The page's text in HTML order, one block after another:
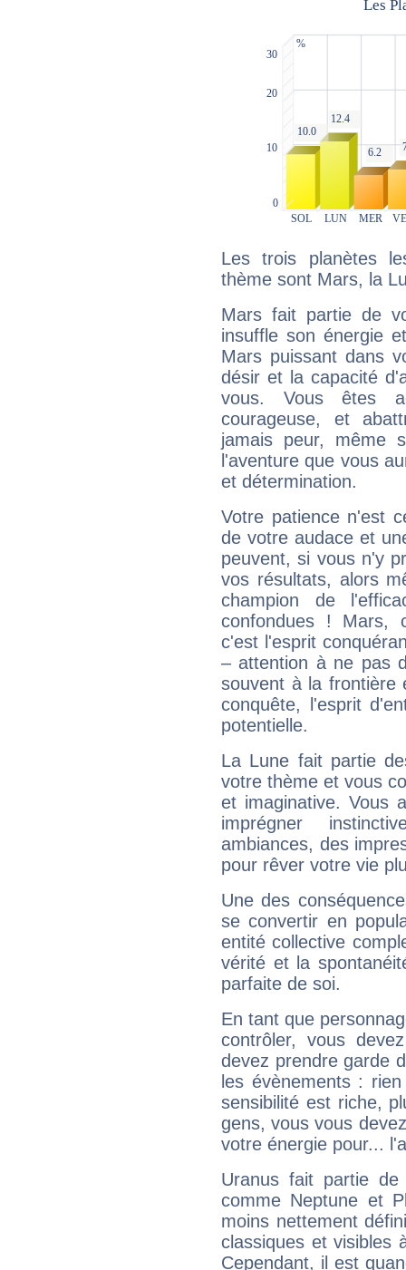
Les trois planètes
thème sont Mars, la
Mars fait partie de
insuffle son énergie
Mars puissant dans
désir et la capacité
vous. Vous êtes
courageuse, et
jamais peur, même
l'aventure que vous
et détermination.
Votre patience n'est
de votre audace et
peuvent, si vous n'y
vos résultats, alors
champion de
confondues ! Mars,
c'est l'esprit
– attention à ne pas
souvent à la frontière
conquête, l'esprit
potentielle.
La Lune fait partie
votre thème et vous
et imaginative. Vous
imprégner
ambiances, des
pour rêver votre vie
Une des
se convertir en
entité collective
vérité et la
parfaite de soi.
En tant que
contrôler, vous
devez prendre garde
les évènements :
sensibilité est riche,
gens, vous vous
votre énergie pour...
Uranus fait partie
comme Neptune et
moins nettement
classiques et visibles
Cependant, il est